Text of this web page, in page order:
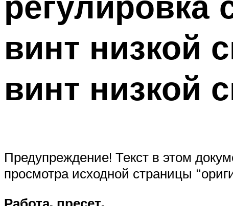
винт низкой
винт низкой
Предупреждение! Текст в этом
просмотра исходной страницы
Работа, пресет,